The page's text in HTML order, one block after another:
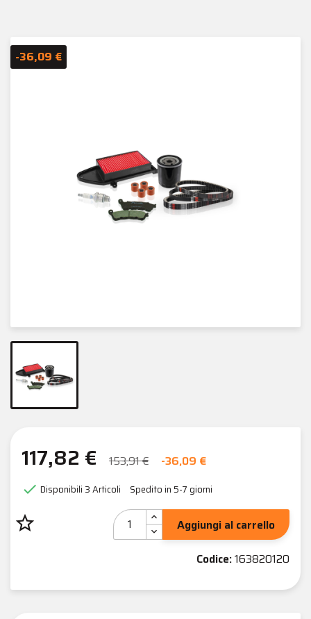
-36,09 €
117,82 € 153,91 € -36,09 €
 Disponibili3 Articoli Spedito in 5-7 giorni
star_border
Aggiungi al carrello
Codice:163820120